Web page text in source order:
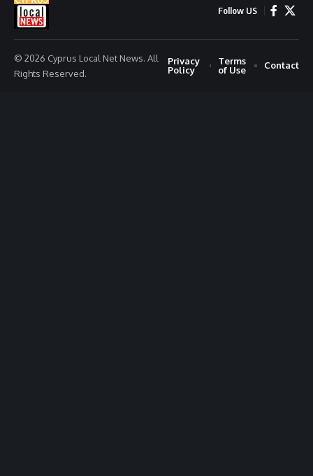
Follow US
© 2026 Cyprus Local Net News. All
Rights Reserved.
Privacy
Policy
Terms
of Use
Contact